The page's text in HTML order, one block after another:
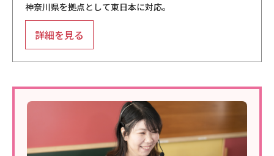
神奈川県を拠点として東日本に対応。
詳細を見る